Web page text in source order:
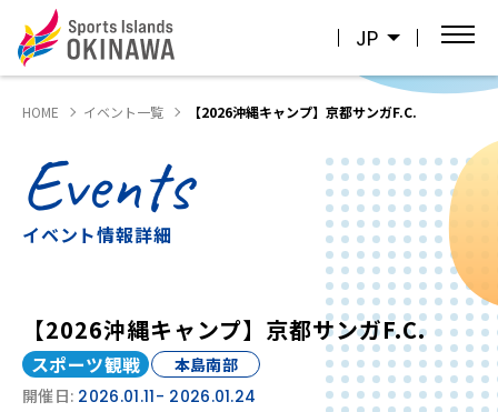
JP
HOME イベント一覧 【2026沖縄キャンプ】京都サンガF.C.
Events
イベント情報詳細
【2026沖縄キャンプ】京都サンガF.C.
スポーツ観戦
本島南部
開催日: 2026.01.11- 2026.01.24